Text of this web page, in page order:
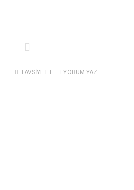
TAVSİYE ET YORUM YAZ